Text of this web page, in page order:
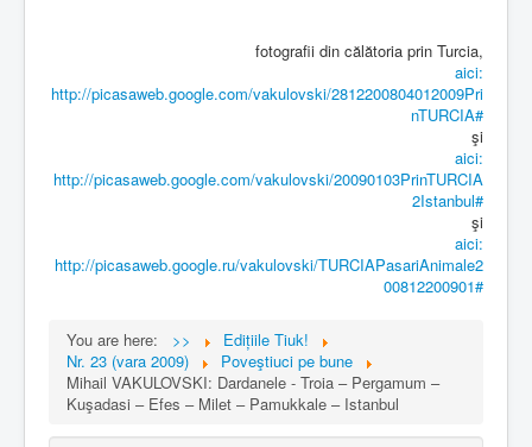
fotografii din călătoria prin Turcia,
aici:
http://picasaweb.google.com/vakulovski/2812200804012009Pri
nTURCIA#
şi
aici:
http://picasaweb.google.com/vakulovski/20090103PrinTURCIA
2Istanbul#
şi
aici:
http://picasaweb.google.ru/vakulovski/TURCIAPasariAnimale2
00812200901#
You are here: >>
Edițiile Tiuk!
Nr. 23 (vara 2009)
Poveştiuci pe bune
Mihail VAKULOVSKI: Dardanele - Troia – Pergamum –
Kuşadasi – Efes – Milet – Pamukkale – Istanbul